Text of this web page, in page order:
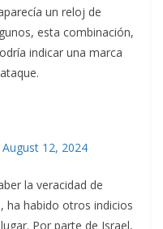
un reloj de
esta combinación,
indicar una marca
August 12, 2024
la veracidad de
ha habido otros indicios
Por parte de Israel,